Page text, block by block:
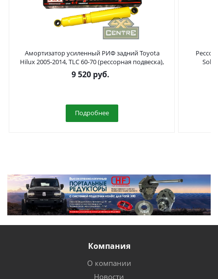
Амортизатор усиленный РИФ задний Toyota
Hilux 2005-2014, TLC 60-70 (рессорная подвеска),
Sollers ST6, ST8, Jac T6, T8 лифт 0-45 мм и Jac T9
штатный
9 520руб.
Подробнее
Компания
О компании
Новости